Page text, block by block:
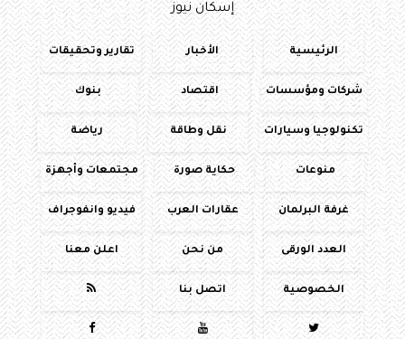
إسكان نيوز
الرئيسية الأخبار تقارير وتحقيقات
شركات ومؤسسات اقتصاد بنوك
تكنولوجيا وسيارات نقل وطاقة رياضة
منوعات حكاية صورة مجتمعات وأجهزة
غرفة البرلمان عقارات العرب فيديو وانفوجراف
العدد الورقى من نحن اعلن معنا
الخصوصية اتصل بنا 


